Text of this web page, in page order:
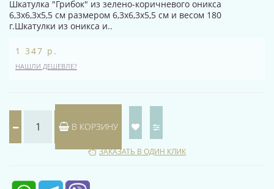
Шкатулка "Грибок" из зелено-коричневого оникса
6,3х6,3х5,5 см размером 6,3х6,3х5,5 см и весом 180
г.Шкатулки из оникса и..
1 347 р.
НАШЛИ ДЕШЕВЛЕ?
В КОРЗИНУ
ЗАКАЗАТЬ В ОДИН КЛИК